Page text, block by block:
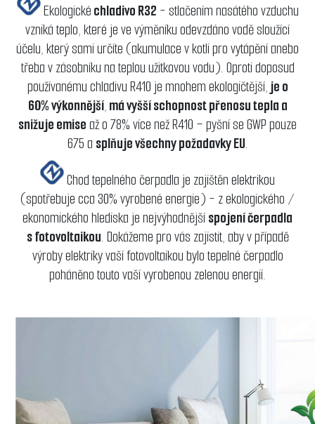
Ekologickéchladivo R32 - stlačením nasátého vzduchu
vzniká teplo, které je ve výměníku odevzdáno vodě sloužící
účelu, který sami určíte (akumulace v kotli pro vytápění anebo
třeba v zásobníku na teplou užitkovou vodu). Oproti doposud
používanému chladivu R410 je mnohem ekologičtější, je o
60% výkonnější,má vyšší schopnost přenosu tepla a
snižuje emiseaž o 78% více než R410 – pyšní se GWP pouze
675 a splňuje všechny požadavky EU.
Chod tepelného čerpadla je zajištěn elektrikou
(spotřebuje cca 30% vyrobené energie) - z ekologického /
ekonomického hlediska je nejvýhodnějšíspojení čerpadla
s fotovoltaikou. Dokážeme pro vás zajistit, aby v případě
výroby elektriky vaší fotovoltaikou bylo tepelné čerpadlo
poháněno touto vaší vyrobenou zelenou energií.